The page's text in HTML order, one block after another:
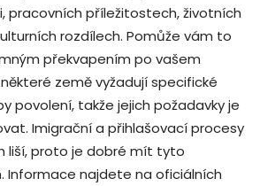
pracovních příležitostech, životních
rozdílech. Pomůže vám to
překvapením po vašem
země vyžadují specifické
povolení, takže jejich požadavky je
Imigrační a přihlašovací procesy
liší, proto je dobré mít tyto
Informace najdete na oficiálních